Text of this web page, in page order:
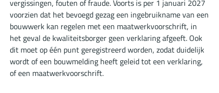
vergissingen, fouten of fraude. Voorts is per 1 januari 2027
voorzien dat het bevoegd gezag een ingebruikname van een
bouwwerk kan regelen met een maatwerkvoorschrift, in
het geval de kwaliteitsborger geen verklaring afgeeft. Ook
dit moet op één punt geregistreerd worden, zodat duidelijk
wordt of een bouwmelding heeft geleid tot een verklaring,
of een maatwerkvoorschrift.